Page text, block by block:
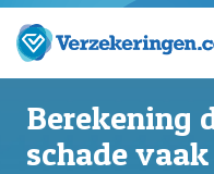
Berekening
schade